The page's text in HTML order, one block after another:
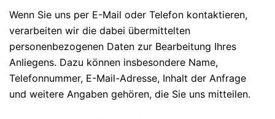
Wenn Sie uns per E-Mail oder Telefon kontaktieren,
verarbeiten wir die dabei übermittelten
personenbezogenen Daten zur Bearbeitung Ihres
Anliegens. Dazu können insbesondere Name,
Telefonnummer, E-Mail-Adresse, Inhalt der Anfrage
und weitere Angaben gehören, die Sie uns mitteilen.